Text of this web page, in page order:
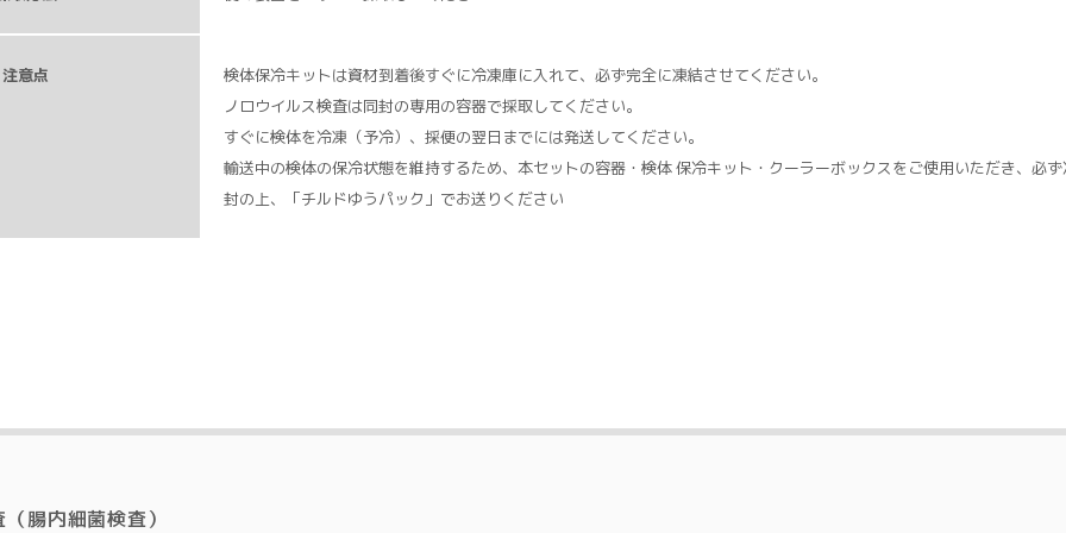
注意点
検体保冷キットは資材到着後すぐに冷凍庫に入れて、必ず完全に凍結させてください。
ノロウイルス検査は同封の専用の容器で採取してください。
すぐに検体を冷凍（予冷）、採便の翌⽇までには発送してください。
輸送中の検体の保冷状態を維持するため、本セットの容器・検体 保冷キット・クーラーボックスをご使用いただき、必
封の上、「チルドゆうパック」でお送りください
腸内細菌検査）